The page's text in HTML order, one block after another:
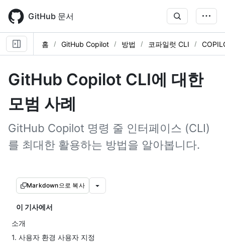
main
content
GitHub 문서
홈 GitHub Copilot 방법 코파일럿 CLI
GitHub Copilot CLI에 대한
모범 사례
GitHub Copilot 명령 줄 인터페이스 (CLI)
를 최대한 활용하는 방법을 알아봅니다.
Markdown으로 복사
이 기사에서
소개
1. 사용자 환경 사용자 지정